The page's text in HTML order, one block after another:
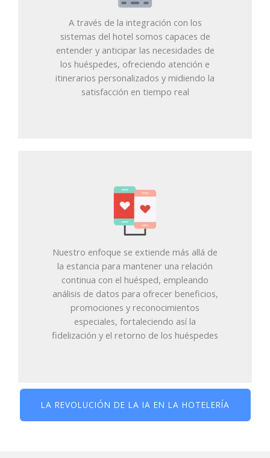
A través de la integración con los
sistemas del hotel somos capaces de
entender y anticipar las necesidades de
los huéspedes, ofreciendo atención e
itinerarios personalizados y midiendo la
satisfacción en tiempo real
Nuestro enfoque se extiende más allá de
la estancia para mantener una relación
continua con el huésped, empleando
análisis de datos para ofrecer beneficios,
promociones y reconocimientos
especiales, fortaleciendo así la
fidelización y el retorno de los huéspedes
LA REVOLUCIÓN DE LA IA EN LA HOTELERÍA